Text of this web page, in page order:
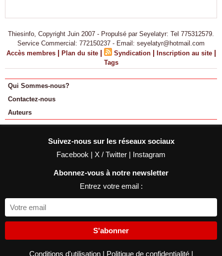
Thiesinfo, Copyright Juin 2007 - Propulsé par Seyelatyr: Tel 775312579.
Service Commercial: 772150237 - Email: seyelatyr@hotmail.com
Accès membres | Plan du site | Syndication | Inscription au site |
Tags
Qui Sommes-nous?
Contactez-nous
Auteurs
Suivez-nous sur les réseaux sociaux
Facebook | X / Twitter | Instagram
Abonnez-vous à notre newsletter
Entrez votre email :
S'abonner
Conditions d'utilisation | Politique de confidentialité |